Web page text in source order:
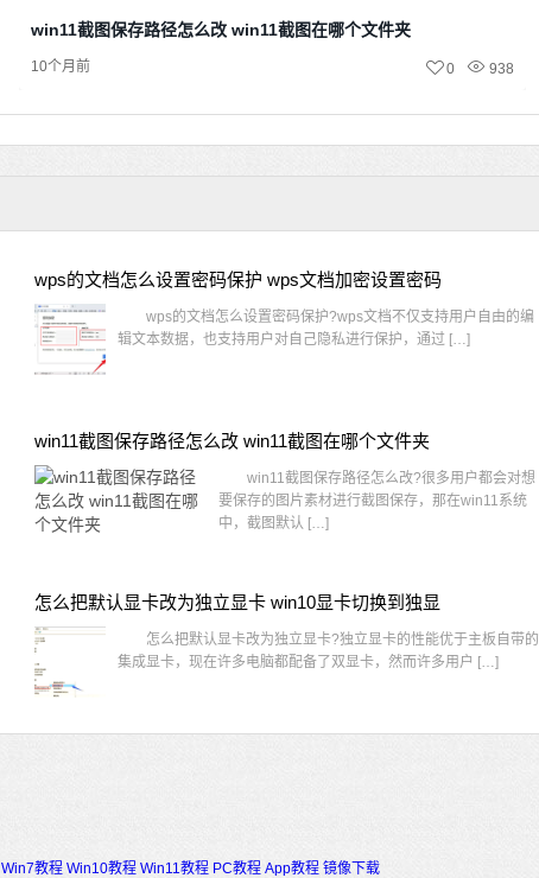
win11截图保存路径怎么改 win11截图在哪个文件夹
10个月前 938
0
wps的文档怎么设置密码保护 wps文档加密设置密码
wps的文档怎么设置密码保护?wps文档不仅支持用户自由的编
辑文本数据，也支持用户对自己隐私进行保护，通过 […]
win11截图保存路径怎么改 win11截图在哪个文件夹
win11截图保存路径怎么改?很多用户都会对想
要保存的图片素材进行截图保存，那在win11系统
中，截图默认 […]
怎么把默认显卡改为独立显卡 win10显卡切换到独显
怎么把默认显卡改为独立显卡?独立显卡的性能优于主板自带的
集成显卡，现在许多电脑都配备了双显卡，然而许多用户 […]
Win7教程 Win10教程 Win11教程 PC教程 App教程 镜像下载